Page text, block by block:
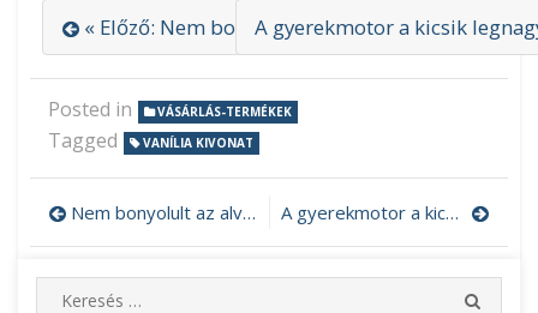
« Előző: Nem bonyolult az alvásterápia
A gyerekmotor a kicsik
Posted in VÁSÁRLÁS-TERMÉKEK
Tagged VANÍLIA KIVONAT
Bejegyzés
navigáció
Nem bonyolult az alvásterápia A gyerekmotor a kicsik legnagyobb örömére